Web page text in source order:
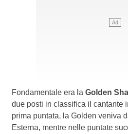
Fondamentale era la Golden
due posti in classifica il cantante
prima puntata, la Golden veniva
Esterna, mentre nelle puntate